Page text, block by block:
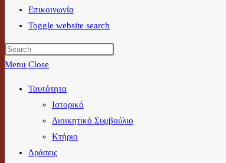
Επικοινωνία
Toggle website search
Menu Close
Ταυτότητα
Ιστορικό
Διοικητικό Συμβούλιο
Κτήριο
Δράσεις